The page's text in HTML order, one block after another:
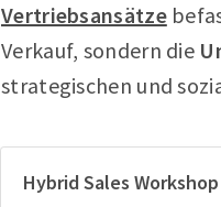
Vertriebsansätze
Verkauf, sondern die
strategischen und
Hybrid Sales Workshop